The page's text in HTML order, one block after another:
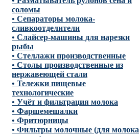
соломы
• Сепараторы молока-
сливкоотделители
• Слайсер-машины для нарезки
рыбы
• Стеллажи производственные
• Столы производственные из
нержавеющей стали
• Тележки пищевые
технологические
• Учёт и фильтрация молока
• Фаршемешалки
• Фритюрницы
• Фильтры молочные (для молока